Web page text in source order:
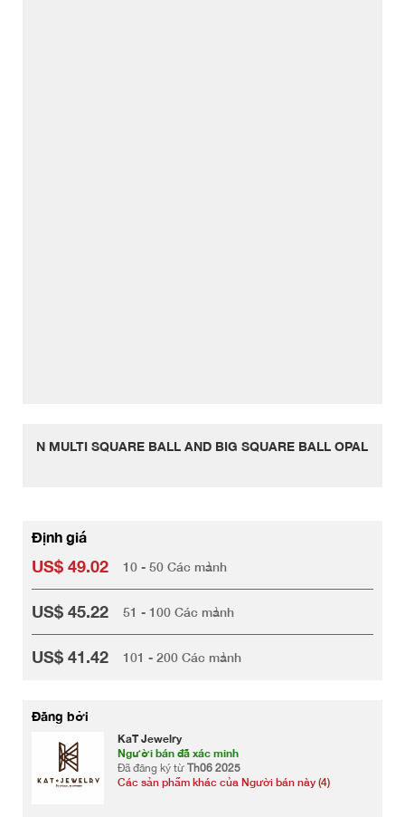
N MULTI SQUARE BALL AND BIG SQUARE BALL OPAL
Định giá
US$ 49.02 10 - 50 Các mảnh
US$ 45.22 51 - 100 Các mảnh
US$ 41.42 101 - 200 Các mảnh
Đăng bởi
KaT Jewelry
Người bán đã xác minh
Đã đăng ký từ Th06 2025
Các sản phẩm khác của Người bán này (4)